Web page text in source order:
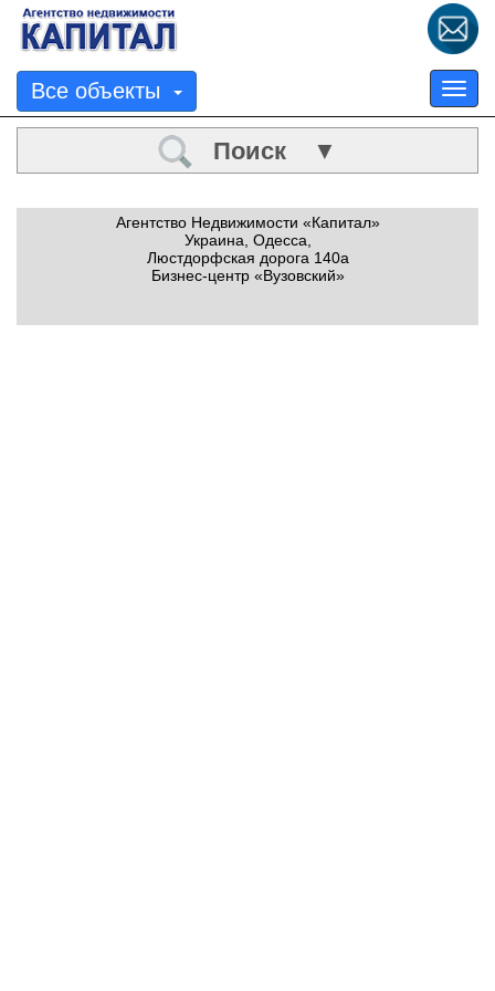
Все объекты
Поиск ▼
Агентство Недвижимости «Капитал»
Украина, Одесса,
Люстдорфская дорога 140а
Бизнес-центр «Вузовский»